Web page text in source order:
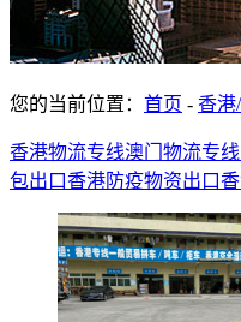
您的当前位置： 首页 - 香港
香港物流专线澳门物流专线
包出口香港防疫物资出口